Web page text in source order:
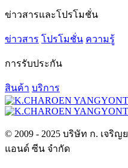
ข่าวสารและโปรโมชั่น
ข่าวสาร โปรโมชั่น ความรู้
การรับประกัน
สินค้า บริการ
© 2009 - 2025 บริษัท ก. เจริ
แอนด์ ซีน จำกัด